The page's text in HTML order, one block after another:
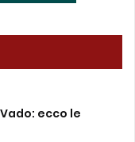
ecco le